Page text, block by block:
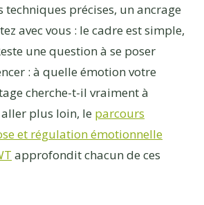
techniques précises, un ancrage
avec vous : le cadre est simple,
une question à se poser
: à quelle émotion votre
cherche-t-il vraiment à
plus loin, le parcours
et régulation émotionnelle
approfondit chacun de ces